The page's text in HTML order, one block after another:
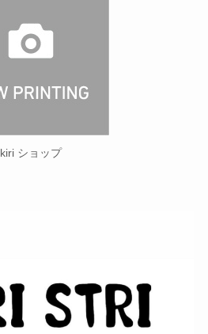
kiri ショップ